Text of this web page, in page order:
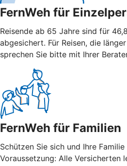
FernWeh für
Reisende ab 65 Jahre sind für
abgesichert. Für Reisen, die
sprechen Sie bitte mit Ihrer
FernWeh für Familien
Schützen Sie sich und Ihre
Voraussetzung: Alle Versicherten